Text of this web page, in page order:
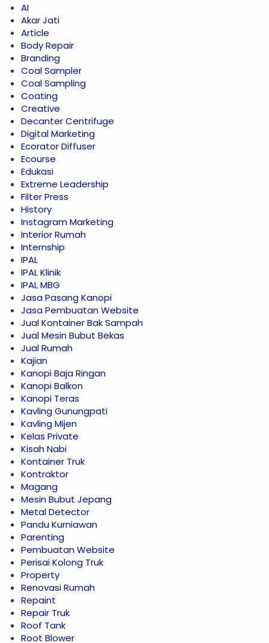
AI
Akar Jati
Article
Body Repair
Branding
Coal Sampler
Coal Sampling
Coating
Creative
Decanter Centrifuge
Digital Marketing
Ecorator Diffuser
Ecourse
Edukasi
Extreme Leadership
Filter Press
History
Instagram Marketing
Interior Rumah
Internship
IPAL
IPAL Klinik
IPAL MBG
Jasa Pasang Kanopi
Jasa Pembuatan Website
Jual Kontainer Bak Sampah
Jual Mesin Bubut Bekas
Jual Rumah
Kajian
Kanopi Baja Ringan
Kanopi Balkon
Kanopi Teras
Kavling Gunungpati
Kavling Mijen
Kelas Private
Kisah Nabi
Kontainer Truk
Kontraktor
Magang
Mesin Bubut Jepang
Metal Detector
Pandu Kurniawan
Parenting
Pembuatan Website
Perisai Kolong Truk
Property
Renovasi Rumah
Repaint
Repair Truk
Roof Tank
Root Blower